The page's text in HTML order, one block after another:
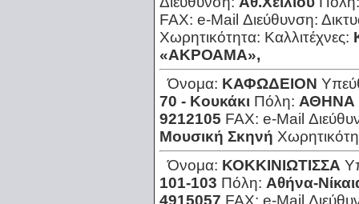
FAX: e-Mail Διεύθυνση:
Χωρητικότητα: Καλλιτέχνες:
«ΑΚΡΟΑΜΑ»,
Όνομα: ΚΑΦΩΔΕΙΟΝ
70 - Κουκάκι Πόλη: ΑΘΗΝΑ
9212105 FAX: e-Mail
Μουσική Σκηνή
Όνομα: ΚΟΚΚΙΝΙΩΤΙΣΣΑ
101-103 Πόλη: Αθήνα-
4915057 FAX: e-Mail